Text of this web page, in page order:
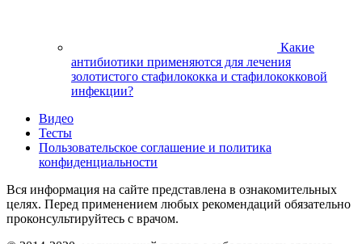
Какие
антибиотики применяются для лечения
золотистого стафилококка и стафилококковой
инфекции?
Видео
Тесты
Пользовательское соглашение и политика
конфиденциальности
Вся информация на сайте представлена в ознакомительных
целях. Перед применением любых рекомендаций обязательно
проконсультируйтесь с врачом.